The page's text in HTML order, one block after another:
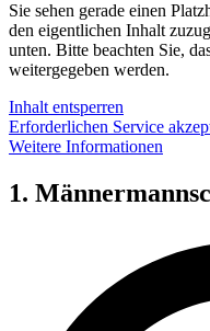
Sie sehen gerade einen
den eigentlichen Inhalt
unten. Bitte beachten Sie,
weitergegeben werden.
Inhalt entsperren
Erforderlichen Service
Weitere Informationen
1.